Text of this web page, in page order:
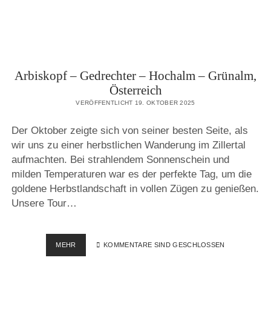
Arbiskopf – Gedrechter – Hochalm – Grünalm,
Österreich
VERÖFFENTLICHT 19. OKTOBER 2025
Der Oktober zeigte sich von seiner besten Seite, als
wir uns zu einer herbstlichen Wanderung im Zillertal
aufmachten. Bei strahlendem Sonnenschein und
milden Temperaturen war es der perfekte Tag, um die
goldene Herbstlandschaft in vollen Zügen zu genießen.
Unsere Tour…
MEHR ARBISKOPF
–
KOMMENTARE SIND GESCHLOSSEN